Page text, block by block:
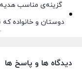
گزینه‌ی مناسب
دوستان و خانواده که
دیدگاه ها و پاسخ ها